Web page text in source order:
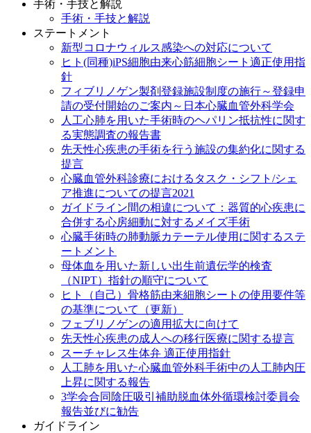
手術・手技と解説
手術・手技と解説
ステートメント
新型コロナウィルス感染への対応について
ヒト(同種)iPS細胞由来心筋細胞シート適正使用指
針
フィブリノゲン製剤登録施設制度の施行～登録申
請の受付開始のご案内～日本心臓血管外科学会
人工心肺を用いた手術時のヘパリン抵抗性に関す
る実態調査の報告書
先天性心疾患の手術を行う施設の集約化に関する
提言
心臓血管外科診療におけるタスク・シフト/シェ
ア推進についての提言2021
ガイドライン間の相違について：器質的心疾患に
合併する心房細動に対するメイズ手術
心臓手術時の肺動脈カテーテル使用に関するステ
ートメント
母体血を用いた新しい出生前遺伝学的検査
（NIPT）指針の順守について
ヒト（自己）骨格筋由来細胞シートの使用要件等
の基準について（更新）
フェブリノゲンの適用拡大に向けて
先天性心疾患の成人への移行医療に関する提言
スーチャレス生体弁 適正使用指針
人工肺を用いた心臓血管外科手術中の人工肺内圧
上昇に関する報告
3学会合同陰圧吸引補助脱血体外循環検討委員会
報告並びに勧告
ガイドライン